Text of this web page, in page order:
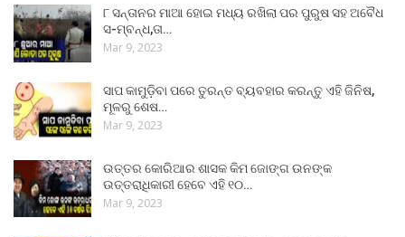
୮ ସନ୍ତାନର ମାଆ ହୋଇ ମଧ୍ୟ ରଖିଲା ପର ପୁରୁଷ ସହ ଅବୈଧ
ସ-ମ୍ବନ୍ଧ,ତା…
Mar 9, 2023
ସାପ କାମୁଡ଼ିବା ପରେ ତୁରନ୍ତ ବ୍ୟବହାର କରନ୍ତୁ ଏହି ଜିନିଷ,
ମୂଳରୁ ଶେଷ…
Mar 9, 2023
ଉତ୍ତର କୋରିଆର ଶାସକ କିମ ଜୋଙ୍ଗ ଉନଙ୍କ
ଉତ୍ତରାଧିକାରୀ ହେବେ ଏହି ୧୦…
Mar 9, 2023